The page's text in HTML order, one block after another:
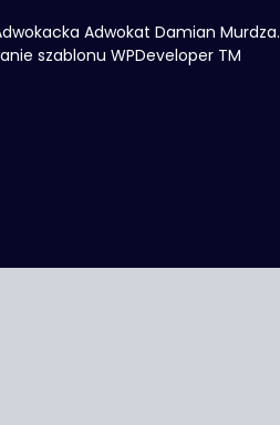
Adwokat Damian Murdza.
szablonu WPDeveloper TM